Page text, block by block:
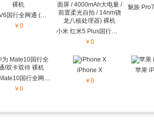
美图 V6国行全网通 (奢华四摄，只拍大片) 裸机
￥0
小米 红米5 Plus国行全网通/双卡双待 (千元全面屏 / 4000mAh大电量 /...
￥0
华为 Mate10国行全网通/双卡双待 裸机
￥0
iPhone X
￥0
苹果